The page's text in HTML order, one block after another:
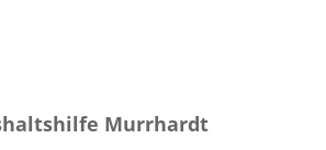
Murrhardt